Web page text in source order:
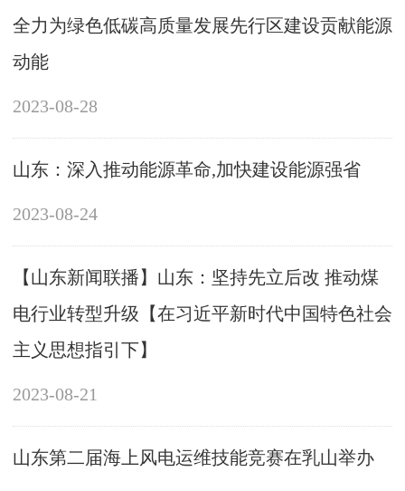
全力为绿色低碳高质量发展先行区建设贡献能源
动能
2023-08-28
山东：深入推动能源革命,加快建设能源强省
2023-08-24
【山东新闻联播】山东：坚持先立后改 推动煤
电行业转型升级【在习近平新时代中国特色社会
主义思想指引下】
2023-08-21
山东第二届海上风电运维技能竞赛在乳山举办